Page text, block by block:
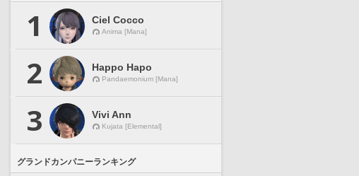
1 Ciel Cocco
Anima [Mana]
2 Happo Hapo
Pandaemonium [Mana]
3 Vivi Ann
Kujata [Elemental]
グランドカンパニーランキング